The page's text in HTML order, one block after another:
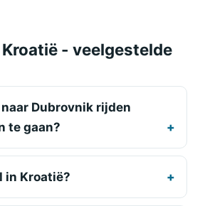
- veelgestelde
Dubrovnik rijden
te gaan?
in Kroatië?